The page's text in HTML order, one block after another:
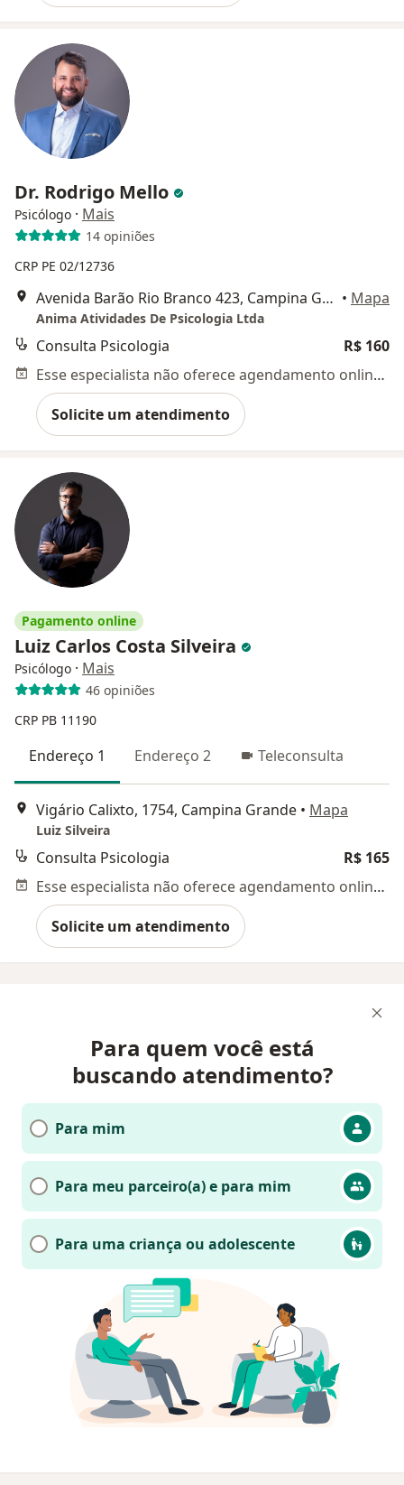
Dr. Rodrigo Mello
Psicólogo · Mais
14 opiniões
CRP PE 02/12736
Avenida Barão Rio Branco 423, Campina Grande • Mapa
Anima Atividades De Psicologia Ltda
Consulta Psicologia
R$ 160
Esse especialista não oferece agendamento online para esse endereço.
Solicite um atendimento
Pagamento online
Luiz Carlos Costa Silveira
Psicólogo · Mais
46 opiniões
CRP PB 11190
Endereço 1 Endereço 2 Teleconsulta
Vigário Calixto, 1754, Campina Grande • Mapa
Luiz Silveira
Consulta Psicologia
R$ 165
Esse especialista não oferece agendamento online para esse endereço.
Solicite um atendimento
Para quem você está
buscando atendimento?
Para mim
Para meu parceiro(a) e para mim
Para uma criança ou adolescente